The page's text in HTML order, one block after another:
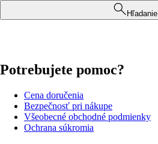
Hľadanie
Potrebujete pomoc?
Cena doručenia
Bezpečnosť pri nákupe
Všeobecné obchodné podmienky
Ochrana súkromia